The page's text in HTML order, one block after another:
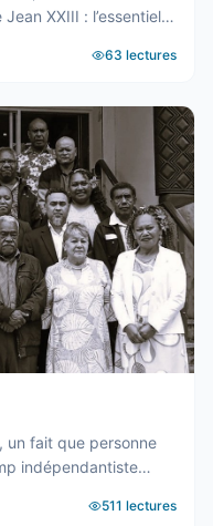
XXIII : l’essentiel
63 lectures
un fait que personne
indépendantiste
plus
511 lectures